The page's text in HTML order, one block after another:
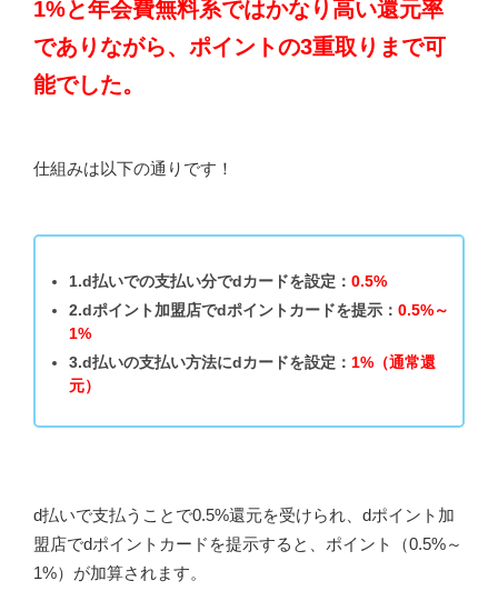
1%と年会費無料系ではかなり高い還元率
でありながら、ポイントの3重取りまで可
能でした。
仕組みは以下の通りです！
1.d払いでの支払い分でdカードを設定： 0.5%
2.dポイント加盟店でdポイントカードを提示： 0.5%～
1%
3.d払いの支払い方法にdカードを設定： 1%（通常還
元）
d払いで支払うことで0.5%還元を受けられ、dポイント加
盟店でdポイントカードを提示すると、ポイント（0.5%～
1%）が加算されます。